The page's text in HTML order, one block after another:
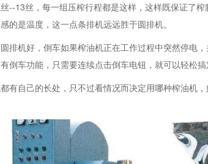
--13丝，每一组压榨行程都是这样，这样既保证了榨
的是温度，这一点条排机远远胜于圆排机。
排机好，倒车如果榨油机正在工作过程中突然停电
倒车功能，只需要连续点击倒车电钮，就可以轻松搞
有自己的长处，只不过看情况而决定用哪种榨油机